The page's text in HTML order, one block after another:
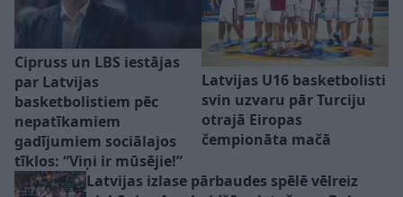
Cipruss un LBS iestājas
par Latvijas
basketbolistiem pēc
nepatīkamiem
gadījumiem sociālajos
tīklos: “Viņi ir mūsējie!”
Latvijas U16 basketbolisti
svin uzvaru pār Turciju
otrajā Eiropas
čempionāta mačā
Latvijas izlase pārbaudes spēlē vēlreiz